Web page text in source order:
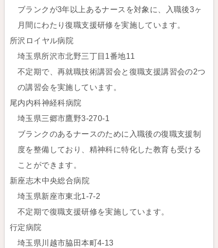
ブランクが3年以上あるナースを対象に、入職後3ヶ
月間にわたり復職支援研修を実施しています。
所沢ロイヤル病院
埼玉県所沢市北野三丁目1番地11
不定期で、再就職技術講習会と復職支援講習会の2つ
の講習会を実施しています。
尾内内科神経科病院
埼玉県三郷市鷹野3-270-1
ブランクのあるナースのために入職後の復職支援制
度を整備しており、精神科に特化した教育も受ける
ことができます。
新座志木中央総合病院
埼玉県新座市東北1-7-2
不定期で復職支援研修を実施しています。
行定病院
埼玉県川越市脇田本町4-13